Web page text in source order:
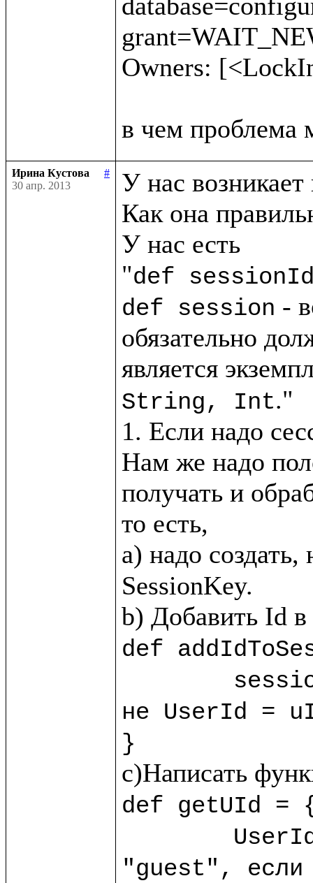
Owners:
Ирина Кустова
#
30 апр. 2013
У нас
Как она
У нас есть
"def
def session -
обязательно
является
String, Int."
1. Если надо
Нам же надо
получать и
то есть,
a) надо
SessionKey.
def
не UserId =
}
def getUId =
"guest", если